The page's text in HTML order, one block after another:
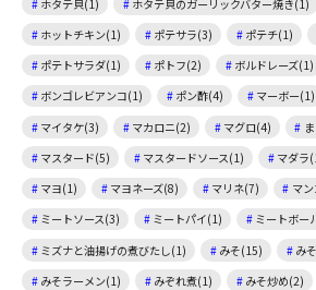
ホタテ貝(1)
ホタテ貝のガーリックバター焼き(1)
ホットチキン(1)
ポテサラ(3) ポテチ(1)
ポテトサラダ(1)
ポトフ(2) ボルドレーズ(1)
ボンゴレビアンコ(1)
ポン酢(4) マーボー(1)
マイタケ(3)
マカロニ(2) マグロ(4)
マスタード(5)
マスタードソース(1) マダラ
マヨ(1)
マヨネーズ(8) マリネ(7)
マ
ミートソース(3)
ミートパイ(1) ミートボー
ミズナと油揚げの煮びたし(1)
みそ(15)
み
みそラーメン(1)
みぞれ煮(1) みそ炒め(2)